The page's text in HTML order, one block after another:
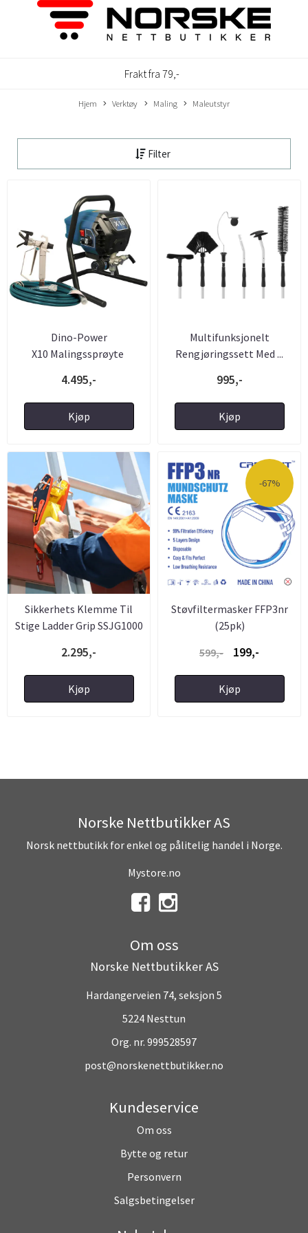
Frakt fra 79,-
Hjem Verktøy Maling Maleutstyr
Filter
Dino-Power
X10 Malingssprøyte
4.495,-
Kjøp
Multifunksjonelt
Rengjøringssett Med ...
995,-
Kjøp
Sikkerhets Klemme Til
Stige Ladder Grip SSJG1000
2.295,-
Kjøp
-67%
Støvfiltermasker FFP3nr
(25pk)
599,-
199,-
Kjøp
Norske Nettbutikker AS
Norsk nettbutikk for enkel og pålitelig handel i Norge.
Mystore.no
Om oss
Norske Nettbutikker AS
Hardangerveien 74, seksjon 5
5224 Nesttun
Org. nr. 999528597
post@norskenettbutikker.no
Kundeservice
Om oss
Bytte og retur
Personvern
Salgsbetingelser